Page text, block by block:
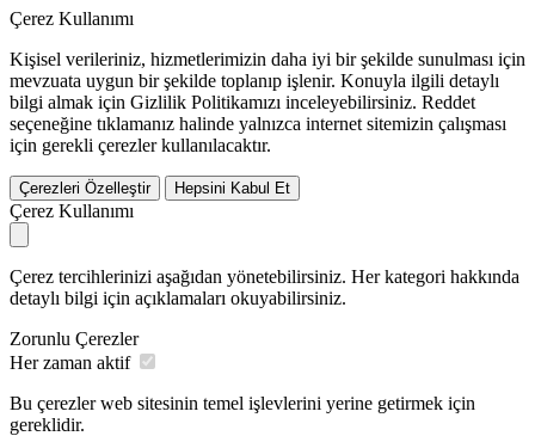
Çerez Kullanımı
Kişisel verileriniz, hizmetlerimizin daha iyi bir şekilde sunulması için
mevzuata uygun bir şekilde toplanıp işlenir. Konuyla ilgili detaylı
bilgi almak için Gizlilik Politikamızı inceleyebilirsiniz. Reddet
seçeneğine tıklamanız halinde yalnızca internet sitemizin çalışması
için gerekli çerezler kullanılacaktır.
Çerezleri Özelleştir Hepsini Kabul Et
Çerez Kullanımı
Çerez tercihlerinizi aşağıdan yönetebilirsiniz. Her kategori hakkında
detaylı bilgi için açıklamaları okuyabilirsiniz.
Zorunlu Çerezler
Her zaman aktif
Bu çerezler web sitesinin temel işlevlerini yerine getirmek için
gereklidir.